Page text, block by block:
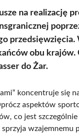
na realizację
przedsięwzięcia.
obu
do Żar.
koncentruje się
aspektów
co jest